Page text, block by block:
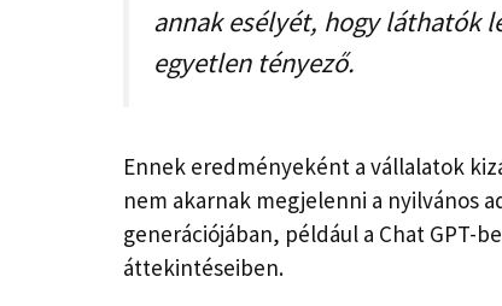
annak esélyét, hogy láthatók
egyetlen tényező.
Ennek eredményeként a vállalatok
nem akarnak megjelenni a nyilvános
generációjában, például a Chat GPT-
áttekintéseiben.